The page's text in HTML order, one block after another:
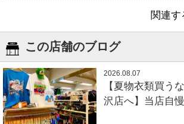
関連す
この店舗のブログ
2026.08.07
【夏物衣類買う
沢店へ】当店自